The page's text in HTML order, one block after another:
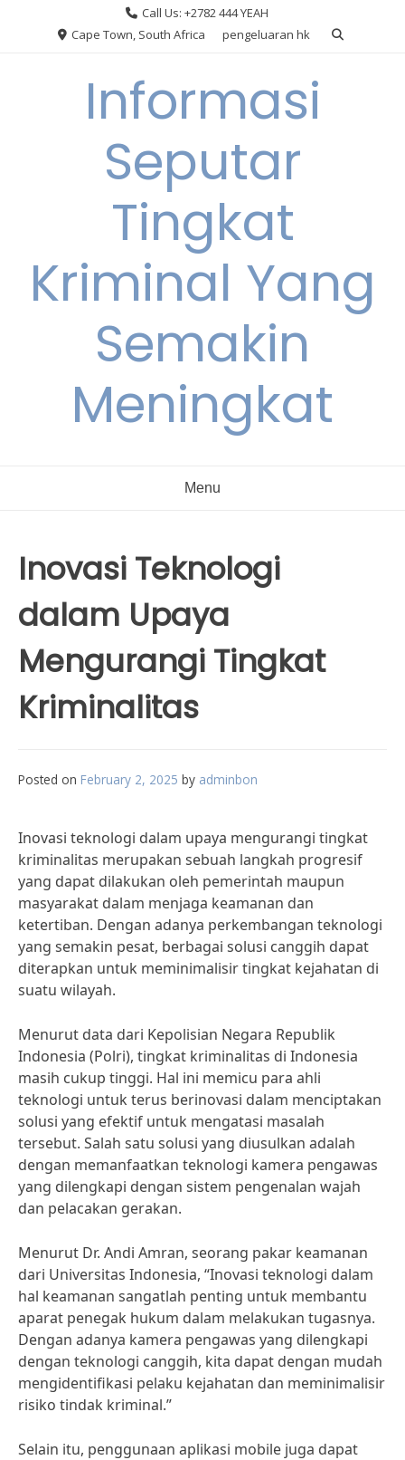
Call Us: +2782 444 YEAH
Cape Town, South Africa
pengeluaran hk
Informasi
Seputar
Tingkat
Kriminal Yang
Semakin
Meningkat
Menu
Inovasi Teknologi
dalam Upaya
Mengurangi Tingkat
Kriminalitas
Posted on February 2, 2025 by adminbon
Inovasi teknologi dalam upaya mengurangi tingkat
kriminalitas merupakan sebuah langkah progresif
yang dapat dilakukan oleh pemerintah maupun
masyarakat dalam menjaga keamanan dan
ketertiban. Dengan adanya perkembangan teknologi
yang semakin pesat, berbagai solusi canggih dapat
diterapkan untuk meminimalisir tingkat kejahatan di
suatu wilayah.
Menurut data dari Kepolisian Negara Republik
Indonesia (Polri), tingkat kriminalitas di Indonesia
masih cukup tinggi. Hal ini memicu para ahli
teknologi untuk terus berinovasi dalam menciptakan
solusi yang efektif untuk mengatasi masalah
tersebut. Salah satu solusi yang diusulkan adalah
dengan memanfaatkan teknologi kamera pengawas
yang dilengkapi dengan sistem pengenalan wajah
dan pelacakan gerakan.
Menurut Dr. Andi Amran, seorang pakar keamanan
dari Universitas Indonesia, “Inovasi teknologi dalam
hal keamanan sangatlah penting untuk membantu
aparat penegak hukum dalam melakukan tugasnya.
Dengan adanya kamera pengawas yang dilengkapi
dengan teknologi canggih, kita dapat dengan mudah
mengidentifikasi pelaku kejahatan dan meminimalisir
risiko tindak kriminal.”
Selain itu, penggunaan aplikasi mobile juga dapat